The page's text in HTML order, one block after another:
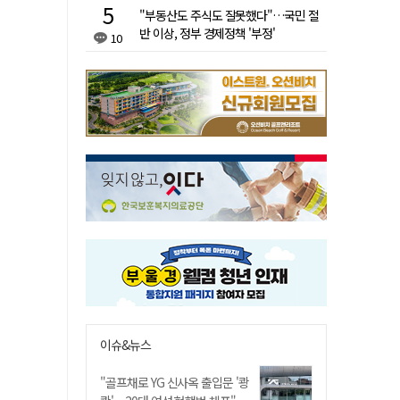
10
"부동산도 주식도 잘못했다"…국민 절
반 이상, 정부 경제정책 '부정'
이슈&뉴스
"골프채로 YG 신사옥 출입문 '쾅